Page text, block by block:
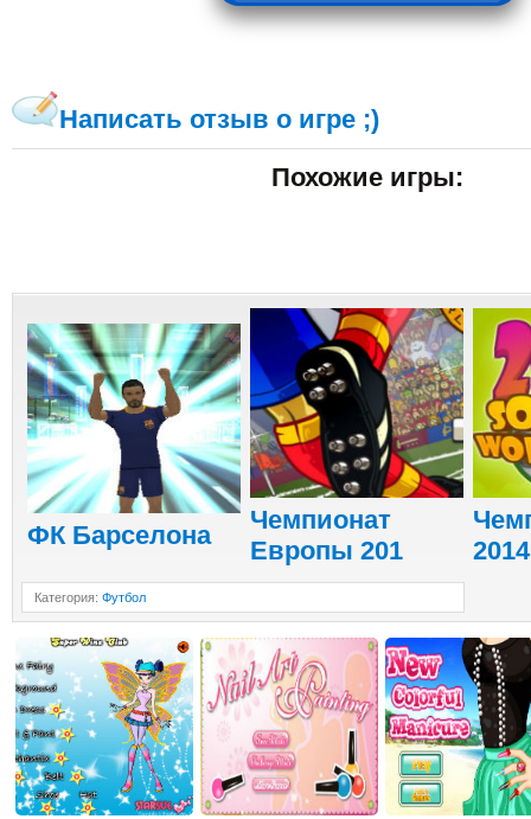
Написать отзыв о игре ;)
Похожие игры:
ФК Барселона
Чемпионат
Европы 201
2014
Категория: Футбол